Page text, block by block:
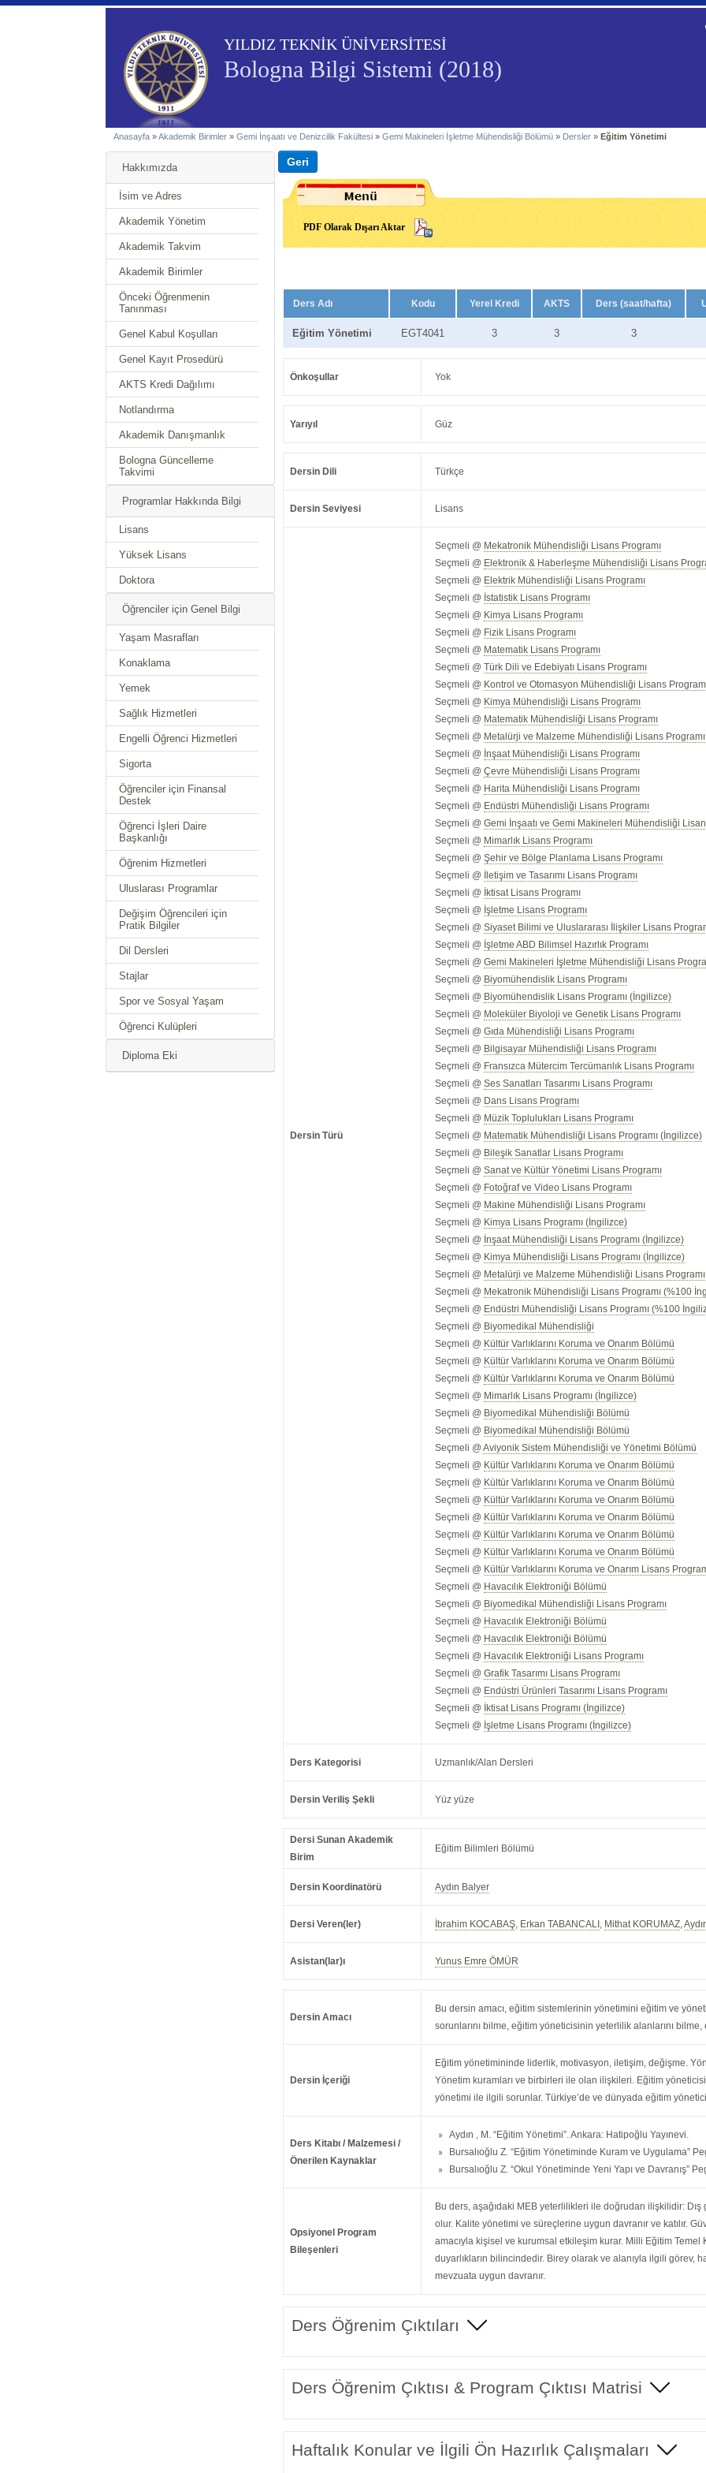
YILDIZ TEKNİK ÜNİVERSİTESİ
Bologna Bilgi Sistemi (2018)
Anasayfa »Akademik Birimler »Gemi İnşaatı ve Denizcilik Fakültesi »Gemi Makineleri İşletme Mühendisliği Bölümü » Dersler »Eğitim Yönetimi
Hakkımızda
İsim ve Adres
Akademik Yönetim
Akademik Takvim
Akademik Birimler
Önceki Öğrenmenin
Tanınması
Genel Kabul Koşulları
Genel Kayıt Prosedürü
AKTS Kredi Dağılımı
Notlandırma
Akademik Danışmanlık
Bologna Güncelleme
Takvimi
Programlar Hakkında Bilgi
Lisans
Yüksek Lisans
Doktora
Öğrenciler için Genel Bilgi
Yaşam Masrafları
Konaklama
Yemek
Sağlık Hizmetleri
Engelli Öğrenci Hizmetleri
Sigorta
Öğrenciler için Finansal
Destek
Öğrenci İşleri Daire
Başkanlığı
Öğrenim Hizmetleri
Uluslarası Programlar
Değişim Öğrencileri için
Pratik Bilgiler
Dil Dersleri
Stajlar
Spor ve Sosyal Yaşam
Öğrenci Kulüpleri
Diploma Eki
PDF Olarak Dışarı Aktar
Ders Adı Kodu Yerel Kredi AKTS Ders (saat/hafta)
Eğitim Yönetimi EGT4041 3 3 3
Önkoşullar Yok
Yarıyıl Güz
Dersin Dili Türkçe
Dersin Seviyesi Lisans
Dersin Türü
Seçmeli @ Mekatronik Mühendisliği Lisans Programı
Seçmeli @ Elektronik & Haberleşme Mühendisliği Lisans
Seçmeli @ Elektrik Mühendisliği Lisans Programı
Seçmeli @ İstatistik Lisans Programı
Seçmeli @ Kimya Lisans Programı
Seçmeli @ Fizik Lisans Programı
Seçmeli @ Matematik Lisans Programı
Seçmeli @Türk Dili ve Edebiyatı Lisans Programı
Seçmeli @ Kontrol ve Otomasyon Mühendisliği Lisans
Seçmeli @ Kimya Mühendisliği Lisans Programı
Seçmeli @ Matematik Mühendisliği Lisans Programı
Seçmeli @ Metalürji ve Malzeme Mühendisliği Lisans Programı
Seçmeli @ İnşaat Mühendisliği Lisans Programı
Seçmeli @Çevre Mühendisliği Lisans Programı
Seçmeli @ Harita Mühendisliği Lisans Programı
Seçmeli @ Endüstri Mühendisliği Lisans Programı
Seçmeli @Gemi İnşaatı ve Gemi Makineleri Mühendisliği
Seçmeli @ Mimarlık Lisans Programı
Seçmeli @Şehir ve Bölge Planlama Lisans Programı
Seçmeli @
İletişim ve Tasarımı Lisans Programı
Seçmeli @
İktisat Lisans Programı
Seçmeli @ İşletme Lisans Programı
Seçmeli @Siyaset Bilimi ve Uluslararası İlişkiler Lisans
Seçmeli @ İşletme ABD Bilimsel Hazırlık Programı
Seçmeli @Gemi Makineleri İşletme Mühendisliği Lisans
Seçmeli @ Biyomühendislik Lisans Programı
Seçmeli @ Biyomühendislik Lisans Programı (İngilizce)
Seçmeli @ Moleküler Biyoloji ve Genetik Lisans Programı
Seçmeli @Gıda Mühendisliği Lisans Programı
Seçmeli @ Bilgisayar Mühendisliği Lisans Programı
Seçmeli @ Fransızca Mütercim Tercümanlık Lisans Programı
Seçmeli @Ses Sanatları Tasarımı Lisans Programı
Seçmeli @ Dans Lisans Programı
Seçmeli @ Müzik Toplulukları Lisans Programı
Seçmeli @ Matematik Mühendisliği Lisans Programı (İngilizce)
Seçmeli @ Bileşik Sanatlar Lisans Programı
Seçmeli @Sanat ve Kültür Yönetimi Lisans Programı
Seçmeli @ Fotoğraf ve Video Lisans Programı
Seçmeli @ Makine Mühendisliği Lisans Programı
Seçmeli @ Kimya Lisans Programı (İngilizce)
Seçmeli @ İnşaat Mühendisliği Lisans Programı (İngilizce)
Seçmeli @ Kimya Mühendisliği Lisans Programı (İngilizce)
Seçmeli @ Metalürji ve Malzeme Mühendisliği Lisans
Seçmeli @ Mekatronik Mühendisliği Lisans Programı (%100
Seçmeli @ Endüstri Mühendisliği Lisans Programı (%100
Seçmeli @ Biyomedikal Mühendisliği
Seçmeli @ Kültür Varlıklarını Koruma ve Onarım Bölümü
Seçmeli @ Kültür Varlıklarını Koruma ve Onarım Bölümü
Seçmeli @ Kültür Varlıklarını Koruma ve Onarım Bölümü
Seçmeli @ Mimarlık Lisans Programı (İngilizce)
Seçmeli @ Biyomedikal Mühendisliği Bölümü
Seçmeli @ Biyomedikal Mühendisliği Bölümü
Seçmeli @Aviyonik Sistem Mühendisliği ve Yönetimi Bölümü
Seçmeli @ Kültür Varlıklarını Koruma ve Onarım Bölümü
Seçmeli @ Kültür Varlıklarını Koruma ve Onarım Bölümü
Seçmeli @ Kültür Varlıklarını Koruma ve Onarım Bölümü
Seçmeli @ Kültür Varlıklarını Koruma ve Onarım Bölümü
Seçmeli @ Kültür Varlıklarını Koruma ve Onarım Bölümü
Seçmeli @ Kültür Varlıklarını Koruma ve Onarım Bölümü
Seçmeli @ Kültür Varlıklarını Koruma ve Onarım Lisans
Seçmeli @ Havacılık Elektroniği Bölümü
Seçmeli @ Biyomedikal Mühendisliği Lisans Programı
Seçmeli @ Havacılık Elektroniği Bölümü
Seçmeli @ Havacılık Elektroniği Bölümü
Seçmeli @ Havacılık Elektroniği Lisans Programı
Seçmeli @Grafik Tasarımı Lisans Programı
Seçmeli @ Endüstri Ürünleri Tasarımı Lisans Programı
Seçmeli @
İktisat Lisans Programı (İngilizce)
Seçmeli @ İşletme Lisans Programı (İngilizce)
Ders Kategorisi Uzmanlık/Alan Dersleri
Dersin Veriliş Şekli Yüz yüze
Dersi Sunan Akademik
Birim
Eğitim Bilimleri Bölümü
Dersin Koordinatörü Aydın Balyer
Dersi Veren(ler) İbrahim KOCABAŞ, Erkan TABANCALI , Mithat KORUMAZ,
Asistan(lar)ı Yunus Emre ÖMÜR
Dersin Amacı
Bu dersin amacı, eğitim sistemlerinin yönetimini eğitim ve
sorunlarını bilme, eğitim yöneticisinin yeterlilik alanlarını
Dersin İçeriği
Eğitim yönetimininde liderlik, motivasyon, iletişim, değişme.
Yönetim kuramları ve birbirleri ile olan ilişkileri. Eğitim
yönetimi ile ilgili sorunlar. Türkiye’de ve dünyada eğitim
Ders Kitabı / Malzemesi /
Önerilen Kaynaklar
Aydın , M. “Eğitim Yönetimi”. Ankara: Hatipoğlu Yayınevi.
Bursalıoğlu Z. “Eğitim Yönetiminde Kuram ve Uygulama”
Bursalıoğlu Z. “Okul Yönetiminde Yeni Yapı ve Davranış”
Opsiyonel Program
Bileşenleri
Bu ders, aşağıdaki MEB yeterlilikleri ile doğrudan ilişkilidir:
olur. Kalite yönetimi ve süreçlerine uygun davranır ve katılır.
amacıyla kişisel ve kurumsal etkileşim kurar. Milli Eğitim
duyarlıkların bilincindedir. Birey olarak ve alanıyla ilgili görev,
mevzuata uygun davranır.
Ders Öğrenim Çıktıları
Ders Öğrenim Çıktısı & Program Çıktısı Matrisi
Haftalık Konular ve İlgili Ön Hazırlık Çalışmaları